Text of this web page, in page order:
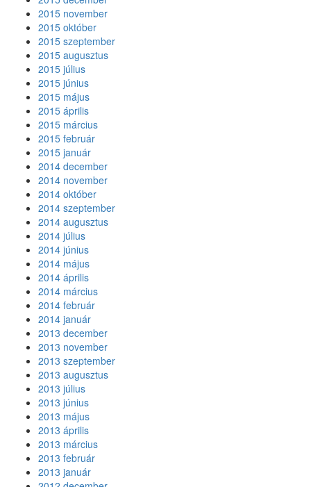
2015 november
2015 október
2015 szeptember
2015 augusztus
2015 július
2015 június
2015 május
2015 április
2015 március
2015 február
2015 január
2014 december
2014 november
2014 október
2014 szeptember
2014 augusztus
2014 július
2014 június
2014 május
2014 április
2014 március
2014 február
2014 január
2013 december
2013 november
2013 szeptember
2013 augusztus
2013 július
2013 június
2013 május
2013 április
2013 március
2013 február
2013 január